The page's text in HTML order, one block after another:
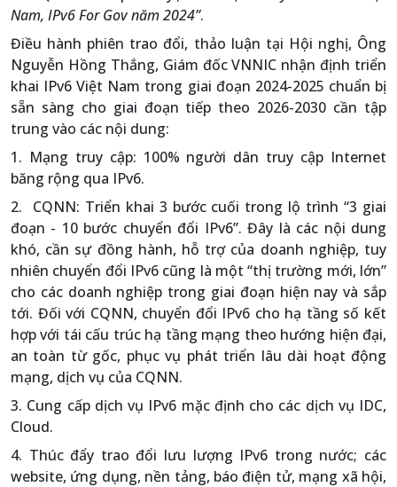
Nam, IPv6 For Gov năm 2024”.
Điều hành phiên trao đổi, thảo luận tại Hội nghị, Ông
Nguyễn Hồng Thắng, Giám đốc VNNIC nhận định triển
khai IPv6 Việt Nam trong giai đoạn 2024-2025 chuẩn bị
sẵn sàng cho giai đoạn tiếp theo 2026-2030 cần tập
trung vào các nội dung:
1. Mạng truy cập: 100% người dân truy cập Internet
băng rộng qua IPv6.
2. CQNN: Triển khai 3 bước cuối trong lộ trình “3 giai
đoạn - 10 bước chuyển đổi IPv6”. Đây là các nội dung
khó, cần sự đồng hành, hỗ trợ của doanh nghiệp, tuy
nhiên chuyển đổi IPv6 cũng là một “thị trường mới, lớn”
cho các doanh nghiệp trong giai đoạn hiện nay và sắp
tới. Đối với CQNN, chuyển đổi IPv6 cho hạ tầng số kết
hợp với tái cấu trúc hạ tầng mạng theo hướng hiện đại,
an toàn từ gốc, phục vụ phát triển lâu dài hoạt động
mạng, dịch vụ của CQNN.
3. Cung cấp dịch vụ IPv6 mặc định cho các dịch vụ IDC,
Cloud.
4. Thúc đẩy trao đổi lưu lượng IPv6 trong nước; các
website, ứng dụng, nền tảng, báo điện tử, mạng xã hội,